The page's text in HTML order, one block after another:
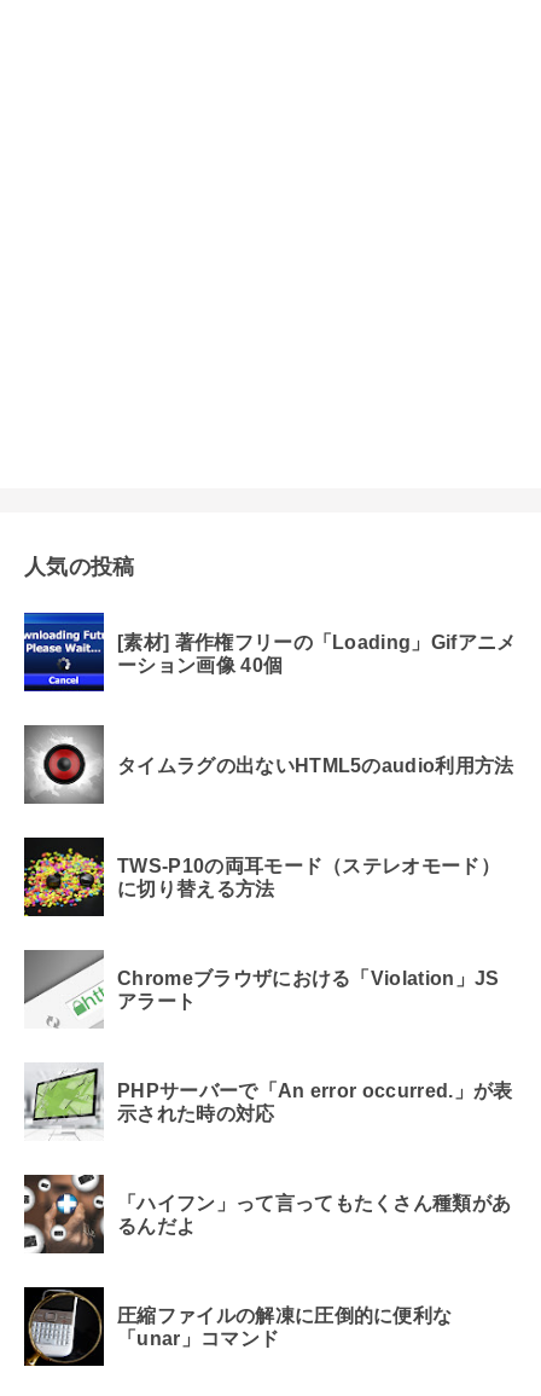
人気の投稿
[素材] 著作権フリーの「Loading」Gifアニメ
ーション画像 40個
タイムラグの出ないHTML5のaudio利用方法
TWS-P10の両耳モード（ステレオモード）
に切り替える方法
Chromeブラウザにおける「Violation」JS
アラート
PHPサーバーで「An error occurred.」が表
示された時の対応
「ハイフン」って言ってもたくさん種類があ
るんだよ
圧縮ファイルの解凍に圧倒的に便利な
「unar」コマンド